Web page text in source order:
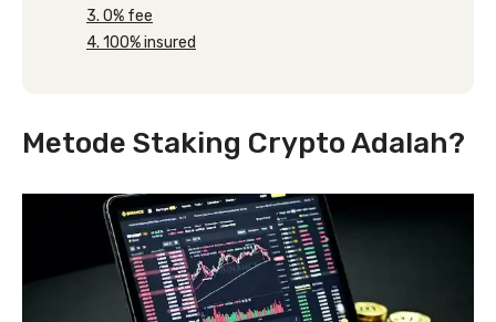
3. 0% fee
4. 100% insured
Metode Staking Crypto Adalah?